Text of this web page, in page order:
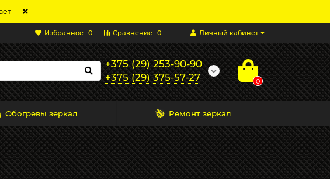
Личный кабинет
Сравнение: 0
Избранное: 0
+375 (29) 253-90-90
+375 (29) 375-57-27
0
Обогревы зеркал Ремонт зеркал